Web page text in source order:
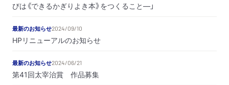
びは《できるかぎりよき本》をつくること―」
最新のお知らせ2024/09/10
HPリニューアルのお知らせ
最新のお知らせ2024/06/21
第41回太宰治賞 作品募集